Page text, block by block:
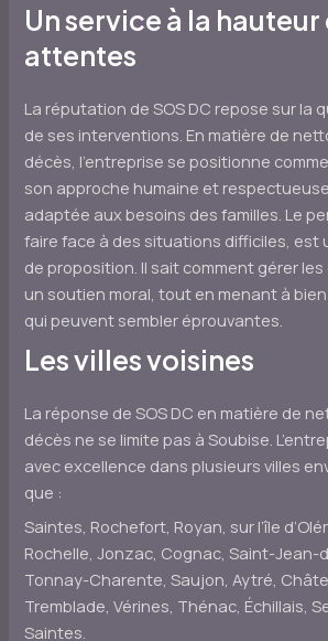
Un service à la hauteur
attentes
La réputation de SOS DC repose sur la
de ses interventions. En matière de
décès, l’entreprise se positionne
son approche humaine et
adaptée aux besoins des familles. Le
faire face à des situations difficiles, est
de proposition. Il sait comment gérer
un soutien moral, tout en menant à
qui peuvent sembler éprouvantes.
Les villes voisines
La réponse de SOS DC en matière de
décès ne se limite pas à Soubise.
avec excellence dans plusieurs villes
que :
Saintes, Rochefort, Royan, sur l’île
Rochelle, Jonzac, Cognac, Saint-Jean-
Tonnay-Charente, Saujon, Aytré,
Tremblade, Vérines, Thénac, Échillais,
Saintes.